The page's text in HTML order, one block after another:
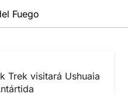
Fuego
Trek visitará Ushuaia